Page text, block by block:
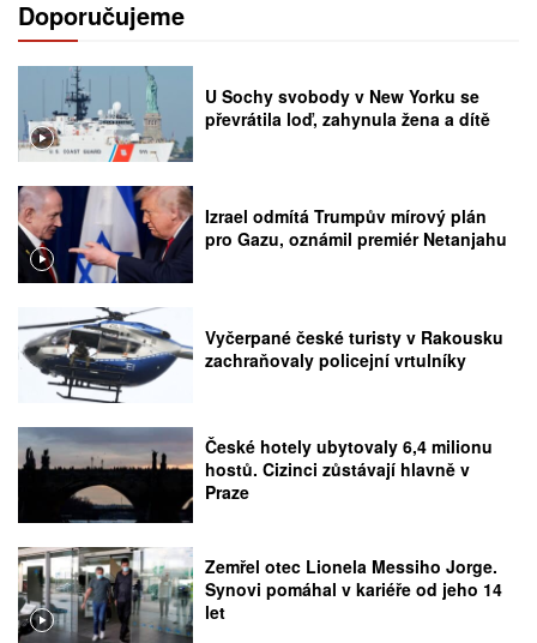
Doporučujeme
U Sochy svobody v New Yorku se
převrátila loď, zahynula žena a dítě
Izrael odmítá Trumpův mírový plán
pro Gazu, oznámil premiér Netanjahu
Vyčerpané české turisty v Rakousku
zachraňovaly policejní vrtulníky
České hotely ubytovaly 6,4 milionu
hostů. Cizinci zůstávají hlavně v
Praze
Zemřel otec Lionela Messiho Jorge.
Synovi pomáhal v kariéře od jeho 14
let